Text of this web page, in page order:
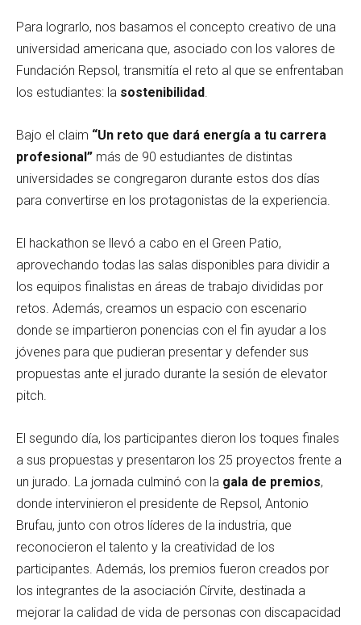
Para lograrlo, nos basamos el concepto creativo de una
universidad americana que, asociado con los valores de
Fundación Repsol, transmitía el reto al que se enfrentaban
los estudiantes: la sostenibilidad
Bajo el claim “Un reto que dará energía a tu carrera
profesional” más de 90 estudiantes de distintas
universidades se congregaron durante estos dos días
para convertirse en los protagonistas de la experiencia.
El hackathon se llevó a cabo en el Green Patio,
aprovechando todas las salas disponibles para dividir a
los equipos finalistas en áreas de trabajo divididas por
retos. Además, creamos un espacio con escenario
donde se impartieron ponencias con el fin ayudar a los
jóvenes para que pudieran presentar y defender sus
propuestas ante el jurado durante la sesión de elevator
pitch.
El segundo día, los participantes dieron los toques finales
a sus propuestas y presentaron los 25 proyectos frente a
un jurado. La jornada culminó con la gala de premios,
donde intervinieron el presidente de Repsol, Antonio
Brufau, junto con otros líderes de la industria, que
reconocieron el talento y la creatividad de los
participantes. Además, los premios fueron creados por
los integrantes de la asociación Círvite, destinada a
mejorar la calidad de vida de personas con discapacidad